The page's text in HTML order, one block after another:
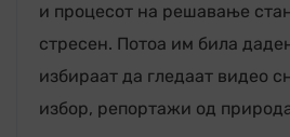
и процесот на решавање
стресен. Потоа им била
избираат да гледаат видео
избор, репортажи од